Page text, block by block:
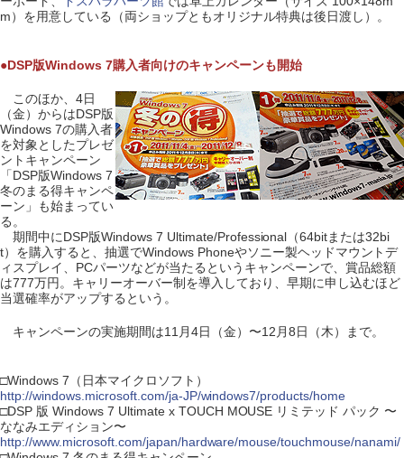
m）を用意している（両ショップともオリジナル特典は後日渡し）。
●DSP版Windows 7購入者向けのキャンペーンも開始
このほか、4日
（金）からはDSP版
Windows 7の購入者
を対象としたプレゼ
ントキャンペーン
「DSP版Windows 7
冬のまる得キャンペ
ーン」も始まってい
る。
期間中にDSP版Windows 7 Ultimate/Professional（64bitまたは32bi
t）を購入すると、抽選でWindows Phoneやソニー製ヘッドマウントデ
ィスプレイ、PCパーツなどが当たるというキャンペーンで、賞品総額
は777万円。キャリーオーバー制を導入しており、早期に申し込むほど
当選確率がアップするという。
キャンペーンの実施期間は11月4日（金）〜12月8日（木）まで。
□Windows 7（日本マイクロソフト）
http://windows.microsoft.com/ja-JP/windows7/products/home
□DSP 版 Windows 7 Ultimate x TOUCH MOUSE リミテッド パック 〜
ななみエディション〜
http://www.microsoft.com/japan/hardware/mouse/touchmouse/nanami/